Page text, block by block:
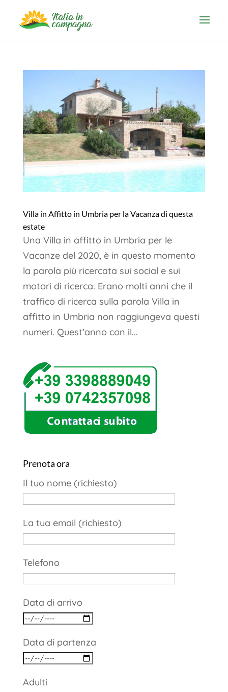
Villa in Affitto in Umbria per la Vacanza di questa
estate
Una Villa in affitto in Umbria per le
Vacanze del 2020, è in questo momento
la parola più ricercata sui social e sui
motori di ricerca. Erano molti anni che il
traffico di ricerca sulla parola Villa in
affitto in Umbria non raggiungeva questi
numeri. Quest’anno con il...
Prenota ora
Il tuo nome (richiesto)
La tua email (richiesto)
Telefono
Data di arrivo
Data di partenza
Adulti